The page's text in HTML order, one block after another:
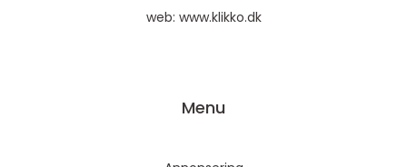
web: www.klikko.dk
Menu